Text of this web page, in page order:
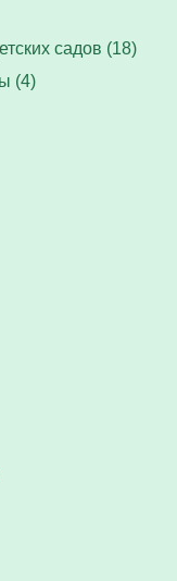
садов (18)
(4)